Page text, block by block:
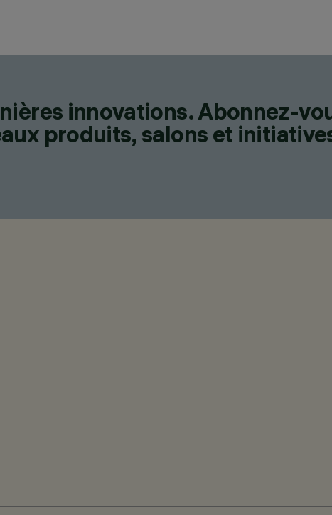
innovations. Abonnez-
produits, salons et